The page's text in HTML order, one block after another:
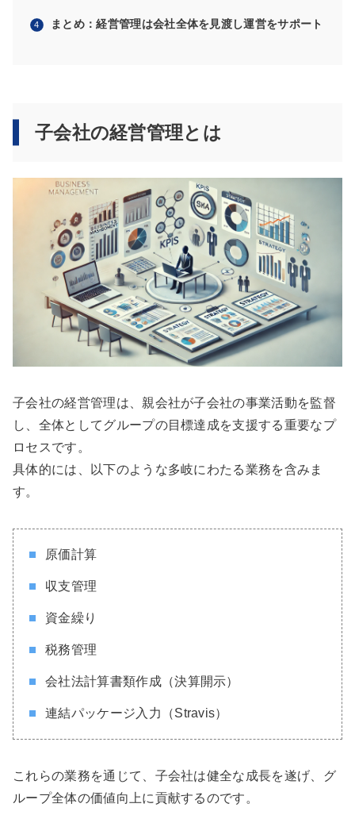
まとめ：経営管理は会社全体を見渡し運営をサポート
子会社の経営管理とは
子会社の経営管理は、親会社が子会社の事業活動を監督
し、全体としてグループの目標達成を支援する重要なプ
ロセスです。
具体的には、以下のような多岐にわたる業務を含みま
す。
原価計算
収支管理
資金繰り
税務管理
会社法計算書類作成（決算開示）
連結パッケージ入力（Stravis）
これらの業務を通じて、子会社は健全な成長を遂げ、グ
ループ全体の価値向上に貢献するのです。